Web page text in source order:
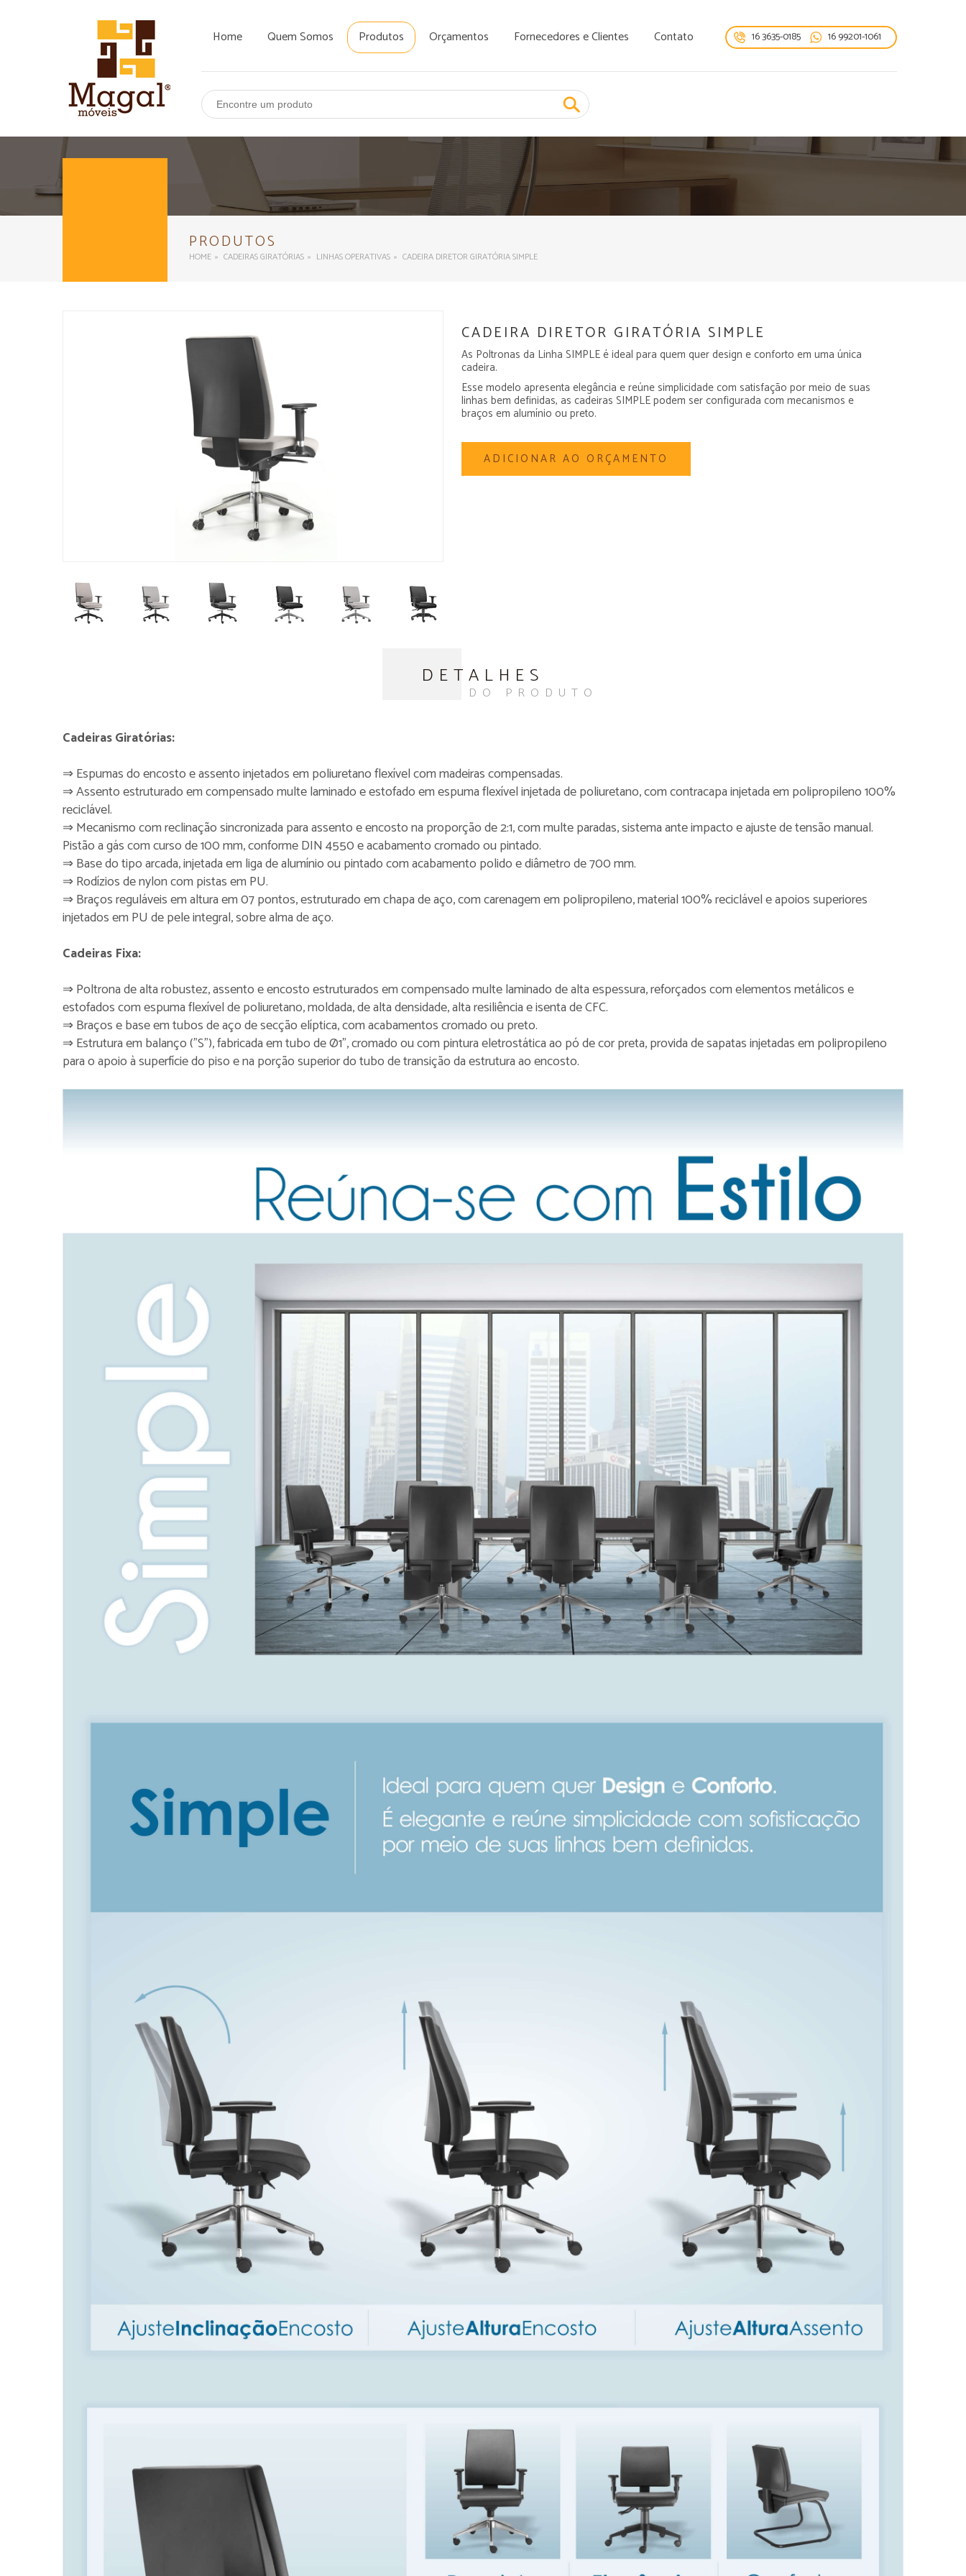
Home Quem Somos Produtos Orçamentos Fornecedores e Clientes Contato 16 3635-0185 16 99201-1061
BUSCAR
PRODUTOS
HOME CADEIRAS GIRATÓRIAS LINHAS OPERATIVAS CADEIRA DIRETOR GIRATÓRIA SIMPLE
CADEIRA DIRETOR GIRATÓRIA SIMPLE
As Poltronas da Linha SIMPLE é ideal para quem quer design e conforto em uma única
cadeira.
Esse modelo apresenta elegância e reúne simplicidade com satisfação por meio de suas
linhas bem definidas, as cadeiras SIMPLE podem ser configurada com mecanismos e
braços em alumínio ou preto.
ADICIONAR AO ORÇAMENTO
DETALHES
DO PRODUTO
Cadeiras Giratórias:
⇒ Espumas do encosto e assento injetados em poliuretano flexível com madeiras compensadas.
⇒ Assento estruturado em compensado multe laminado e estofado em espuma flexível injetada de poliuretano, com contracapa injetada em polipropileno 100%
reciclável.
⇒ Mecanismo com reclinação sincronizada para assento e encosto na proporção de 2:1, com multe paradas, sistema ante impacto e ajuste de tensão manual.
Pistão a gás com curso de 100 mm, conforme DIN 4550 e acabamento cromado ou pintado.
⇒ Base do tipo arcada, injetada em liga de alumínio ou pintado com acabamento polido e diâmetro de 700 mm.
⇒ Rodízios de nylon com pistas em PU.
⇒ Braços reguláveis em altura em 07 pontos, estruturado em chapa de aço, com carenagem em polipropileno, material 100% reciclável e apoios superiores
injetados em PU de pele integral, sobre alma de aço.
Cadeiras Fixa:
⇒ Poltrona de alta robustez, assento e encosto estruturados em compensado multe laminado de alta espessura, reforçados com elementos metálicos e
estofados com espuma flexível de poliuretano, moldada, de alta densidade, alta resiliência e isenta de CFC.
⇒ Braços e base em tubos de aço de secção elíptica, com acabamentos cromado ou preto.
⇒ Estrutura em balanço ("S"), fabricada em tubo de Ø1", cromado ou com pintura eletrostática ao pó de cor preta, provida de sapatas injetadas em polipropileno
para o apoio à superfície do piso e na porção superior do tubo de transição da estrutura ao encosto.